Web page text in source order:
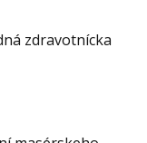
zdravotnícka